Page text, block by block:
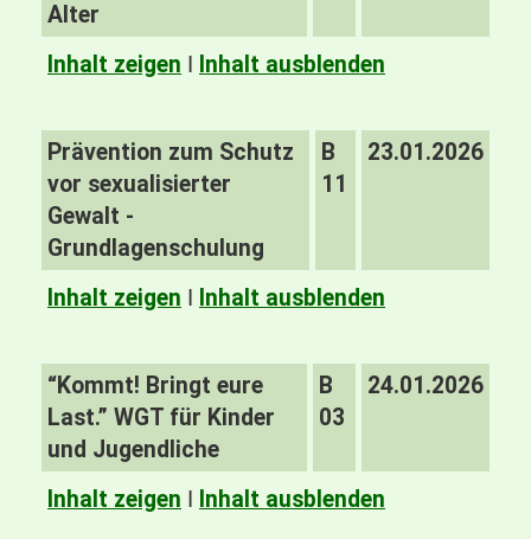
Alter
Inhalt zeigen I Inhalt ausblenden
Prävention zum Schutz
vor sexualisierter
Gewalt -
Grundlagenschulung
B
11
23.01.2026
Inhalt zeigen I Inhalt ausblenden
“Kommt! Bringt eure
Last.” WGT für Kinder
und Jugendliche
B
03
24.01.2026
Inhalt zeigen I Inhalt ausblenden